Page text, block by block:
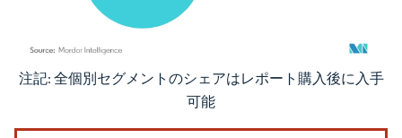
画像 © Mordor Intelligence。再利用にはCC BY 4.0の表示が必要です。
注記: 全個別セグメントのシェアはレポート購入後に入手
可能